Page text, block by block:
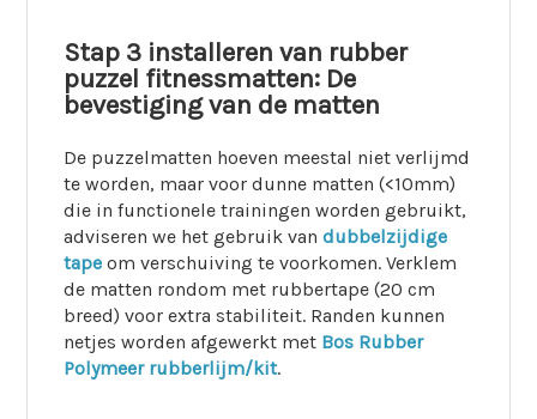
Stap 3 installeren van rubber
puzzel fitnessmatten: De
bevestiging van de matten
De puzzelmatten hoeven meestal niet verlijmd
te worden, maar voor dunne matten (<10mm)
die in functionele trainingen worden gebruikt,
adviseren we het gebruik vandubbelzijdige
tape om verschuiving te voorkomen. Verklem
de matten rondom met rubbertape (20 cm
breed) voor extra stabiliteit. Randen kunnen
netjes worden afgewerkt met Bos Rubber
Polymeer rubberlijm/kit.